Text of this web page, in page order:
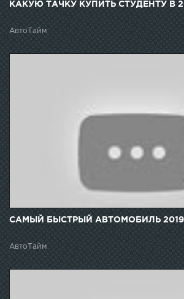
КАКУЮ ТАЧКУ КУПИТЬ СТУДЕНТУ В
АвтоТайм
САМЫЙ БЫСТРЫЙ АВТОМОБИЛЬ
АвтоТайм